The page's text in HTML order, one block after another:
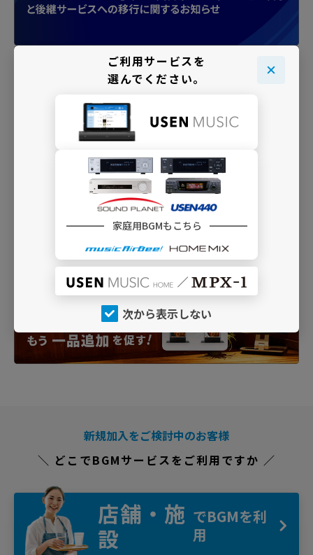
新規加入をご検討中のお客様
＼ どこでBGMサービスをご利用ですか ／
店舗・施
設
でBGMを利
用
ご利用サービスを
選んでください。
家庭用BGMもこちら
次から表示しない